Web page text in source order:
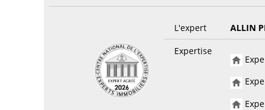
L'expert
ALLIN
Expertise